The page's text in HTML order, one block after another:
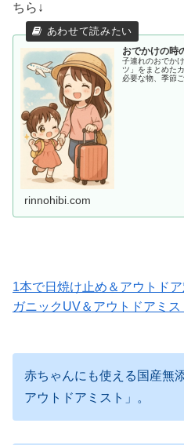
ちら↓
おでかけの時
子連れのおでか
ツ」をまとめた
必要な物、季節
rinnohibi.com
1本で日焼け止め＆アウトド
ガニックUV＆アウトドアミス
赤ちゃんにも使える国産無
アウトドアミスト」。